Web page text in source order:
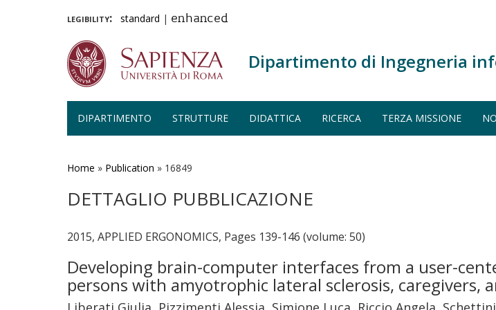
legibility: standard | enhanced
Dipartimento di Ingegneria
DIPARTIMENTO STRUTTURE DIDATTICA RICERCA TERZA MISSIONE
Home » Publication » 16849
DETTAGLIO PUBBLICAZIONE
2015, APPLIED ERGONOMICS, Pages 139-146 (volume: 50)
Developing brain-computer interfaces from a user-
persons with amyotrophic lateral sclerosis, caregivers,